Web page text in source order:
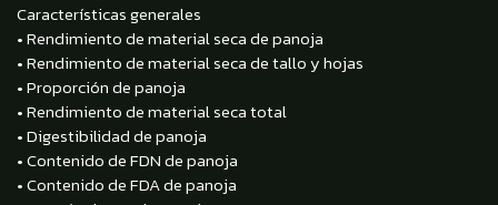
Características generales
• Rendimiento de material seca de panoja
• Rendimiento de material seca de tallo y hojas
• Proporción de panoja
• Rendimiento de material seca total
• Digestibilidad de panoja
• Contenido de FDN de panoja
• Contenido de FDA de panoja